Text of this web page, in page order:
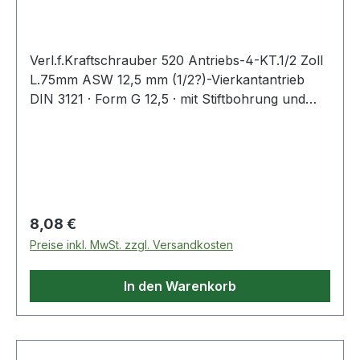
Verl.f.Kraftschrauber 520 Antriebs-4-KT.1/2 Zoll
L.75mm ASW 12,5 mm (1/2?)-Vierkantantrieb
DIN 3121 · Form G 12,5 · mit Stiftbohrung und
stahlgrau · Material: Sonderstahl · passender
Sicherungsstift Ø x L: 3 x 20mm · passender
Sicherungsring Ø: 21mm
Regulärer Preis:
8,08 €
Preise inkl. MwSt. zzgl. Versandkosten
In den Warenkorb